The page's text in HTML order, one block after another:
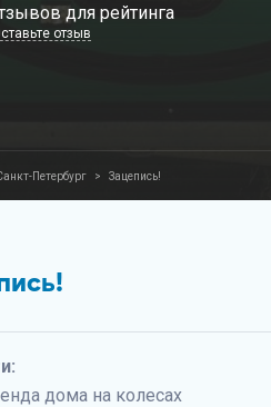
для рейтинга
отзыв
Петербург > Зацепись!
дома на колесах